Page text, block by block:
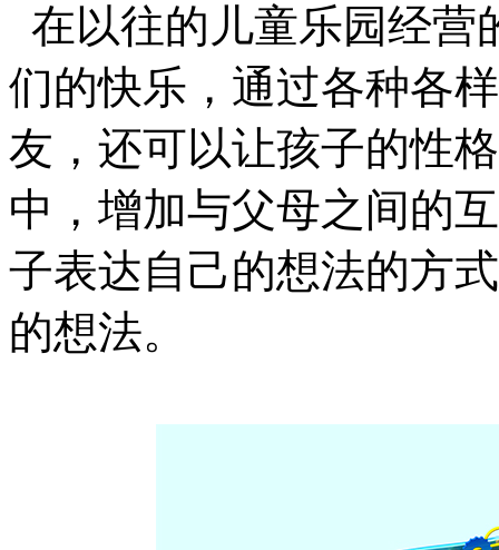
在以往的儿童乐园经营
们的快乐，通过各种各
友，还可以让孩子的性
中，增加与父母之间的
子表达自己的想法的方
的想法。